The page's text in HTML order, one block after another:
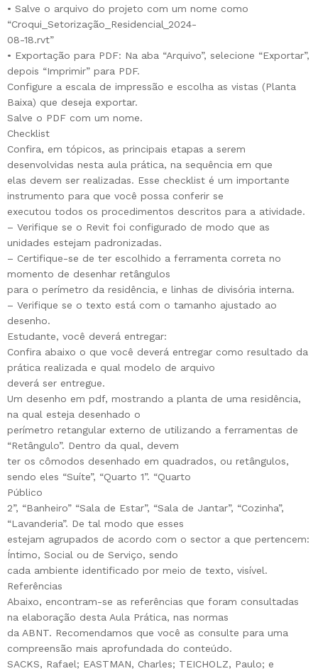
• Salve o arquivo do projeto com um nome como
“Croqui_Setorização_Residencial_2024-
08-18.rvt”
• Exportação para PDF: Na aba “Arquivo”, selecione “Exportar”,
depois “Imprimir” para PDF.
Configure a escala de impressão e escolha as vistas (Planta
Baixa) que deseja exportar.
Salve o PDF com um nome.
Checklist
Confira, em tópicos, as principais etapas a serem
desenvolvidas nesta aula prática, na sequência em que
elas devem ser realizadas. Esse checklist é um importante
instrumento para que você possa conferir se
executou todos os procedimentos descritos para a atividade.
– Verifique se o Revit foi configurado de modo que as
unidades estejam padronizadas.
– Certifique-se de ter escolhido a ferramenta correta no
momento de desenhar retângulos
para o perímetro da residência, e linhas de divisória interna.
– Verifique se o texto está com o tamanho ajustado ao
desenho.
Estudante, você deverá entregar:
Confira abaixo o que você deverá entregar como resultado da
prática realizada e qual modelo de arquivo
deverá ser entregue.
Um desenho em pdf, mostrando a planta de uma residência,
na qual esteja desenhado o
perímetro retangular externo de utilizando a ferramentas de
“Retângulo”. Dentro da qual, devem
ter os cômodos desenhado em quadrados, ou retângulos,
sendo eles “Suíte”, “Quarto 1”. “Quarto
Público
2”, “Banheiro” “Sala de Estar”, “Sala de Jantar”, “Cozinha”,
“Lavanderia”. De tal modo que esses
estejam agrupados de acordo com o sector a que pertencem:
Íntimo, Social ou de Serviço, sendo
cada ambiente identificado por meio de texto, visível.
Referências
Abaixo, encontram-se as referências que foram consultadas
na elaboração desta Aula Prática, nas normas
da ABNT. Recomendamos que você as consulte para uma
compreensão mais aprofundada do conteúdo.
SACKS, Rafael; EASTMAN, Charles; TEICHOLZ, Paulo; e